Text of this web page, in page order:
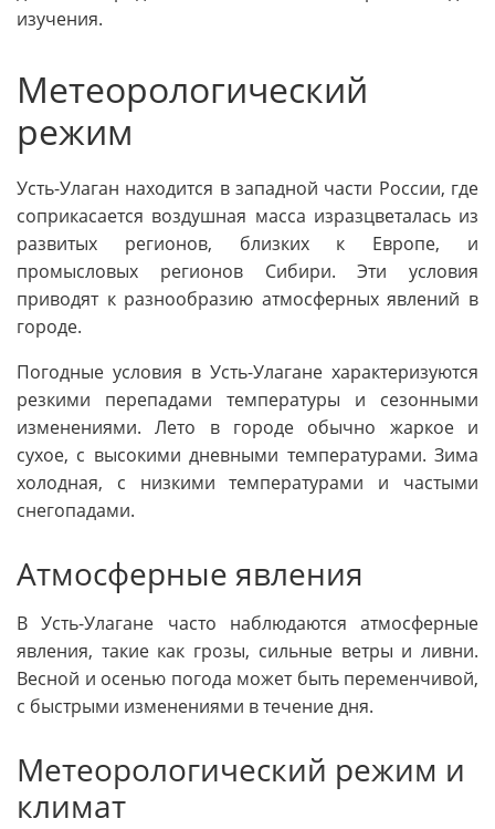
изучения.
Метеорологический
режим
Усть-Улаган находится в западной части России, где
соприкасается воздушная масса изразцветалась из
развитых регионов, близких к Европе, и
промысловых регионов Сибири. Эти условия
приводят к разнообразию атмосферных явлений в
городе.
Погодные условия в Усть-Улагане характеризуются
резкими перепадами температуры и сезонными
изменениями. Лето в городе обычно жаркое и
сухое, с высокими дневными температурами. Зима
холодная, с низкими температурами и частыми
снегопадами.
Атмосферные явления
В Усть-Улагане часто наблюдаются атмосферные
явления, такие как грозы, сильные ветры и ливни.
Весной и осенью погода может быть переменчивой,
с быстрыми изменениями в течение дня.
Метеорологический режим и
климат